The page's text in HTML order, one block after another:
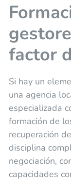
factor
Si hay un
una agencia
especializada
formación de
recuperación
disciplina
negociación,
capacidades